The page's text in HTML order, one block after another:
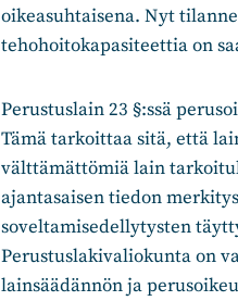
oikeasuhtaisena. Nyt
tehohoitokapasiteettia on
Perustuslain 23 §:ssä
Tämä tarkoittaa sitä, että
välttämättömiä lain
ajantasaisen tiedon
soveltamisedellytysten
Perustuslakivaliokunta on
lainsäädännön ja